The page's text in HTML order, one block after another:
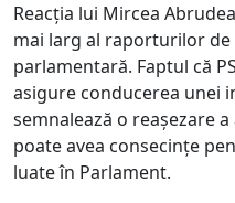
Reacția lui Mircea
mai larg al raporturilor
parlamentară. Faptul că
asigure conducerea unei
semnalează o reașezare
poate avea consecințe
luate în Parlament.